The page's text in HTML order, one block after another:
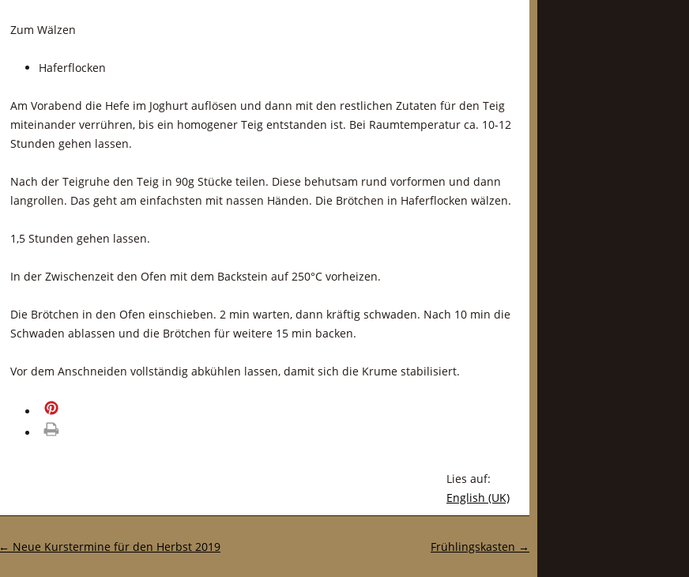
Zum Wälzen
Haferflocken
Am Vorabend die Hefe im Joghurt auflösen und dann mit den restlichen Zutaten für den Teig
miteinander verrühren, bis ein homogener Teig entstanden ist. Bei Raumtemperatur ca. 10-12
Stunden gehen lassen.
Nach der Teigruhe den Teig in 90g Stücke teilen. Diese behutsam rund vorformen und dann
langrollen. Das geht am einfachsten mit nassen Händen. Die Brötchen in Haferflocken wälzen.
1,5 Stunden gehen lassen.
In der Zwischenzeit den Ofen mit dem Backstein auf 250°C vorheizen.
Die Brötchen in den Ofen einschieben. 2 min warten, dann kräftig schwaden. Nach 10 min die
Schwaden ablassen und die Brötchen für weitere 15 min backen.
Vor dem Anschneiden vollständig abkühlen lassen, damit sich die Krume stabilisiert.
Lies auf:
English (UK)
Post-Navigation
← Neue Kurstermine für den Herbst 2019 Frühlingskasten →